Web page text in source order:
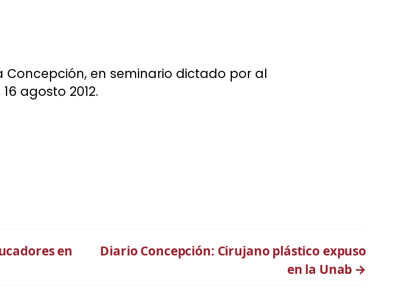
Concepción, en seminario dictado por al
agosto 2012.
en
Diario Concepción: Cirujano plástico expuso
en la Unab →